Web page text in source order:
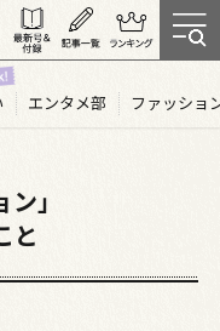
エンタメ部 ファッショ
」
と